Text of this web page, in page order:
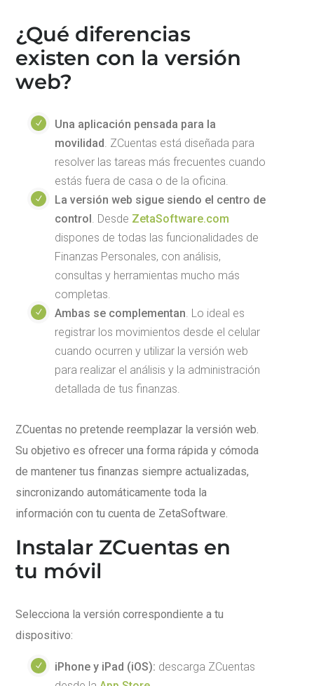
¿Qué diferencias
existen con la versión
web?
Una aplicación pensada para la
movilidad. ZCuentas está diseñada para
resolver las tareas más frecuentes cuando
estás fuera de casa o de la oficina.
La versión web sigue siendo el centro de
control. Desde ZetaSoftware.com
dispones de todas las funcionalidades de
Finanzas Personales, con análisis,
consultas y herramientas mucho más
completas.
Ambas se complementan. Lo ideal es
registrar los movimientos desde el celular
cuando ocurren y utilizar la versión web
para realizar el análisis y la administración
detallada de tus finanzas.
ZCuentas no pretende reemplazar la versión web.
Su objetivo es ofrecer una forma rápida y cómoda
de mantener tus finanzas siempre actualizadas,
sincronizando automáticamente toda la
información con tu cuenta de ZetaSoftware.
Instalar ZCuentas en
tu móvil
Selecciona la versión correspondiente a tu
dispositivo:
iPhone y iPad (iOS): descarga ZCuentas